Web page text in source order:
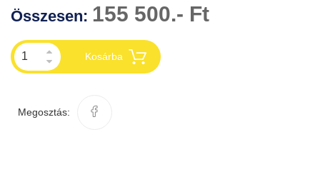
Összesen: 155 500.- Ft
Kosárba
Megosztás: